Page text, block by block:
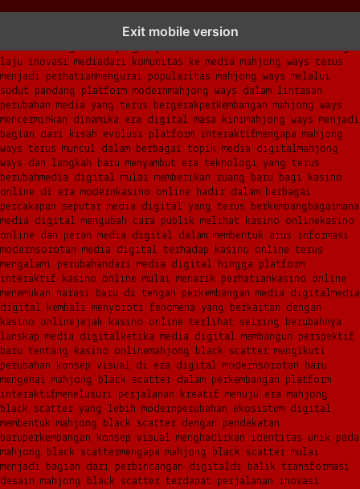
Exit mobile version
fenomena mahjong ways muncul bersama pergeseran
kebiasaan digitalmahjong ways menemukan momentum baru di tengah
laju inovasi mediadari komunitas ke media mahjong ways terus
menjadi perhatianmengurai popularitas mahjong ways melalui
sudut pandang platform modernmahjong ways dalam lintasan
perubahan media yang terus bergerakperkembangan mahjong ways
mencerminkan dinamika era digital masa kinimahjong ways menjadi
bagian dari kisah evolusi platform interaktifmengapa mahjong
ways terus muncul dalam berbagai topik media digitalmahjong
ways dan langkah baru menyambut era teknologi yang terus
berubahmedia digital mulai memberikan ruang baru bagi kasino
online di era modernkasino online hadir dalam berbagai
percakapan seputar media digital yang terus berkembangbagaimana
media digital mengubah cara publik melihat kasino onlinekasino
online dan peran media digital dalam membentuk arus informasi
modernsorotan media digital terhadap kasino online terus
mengalami perubahandari media digital hingga platform
interaktif kasino online mulai menarik perhatiankasino online
menemukan narasi baru di tengah perkembangan media digitalmedia
digital kembali menyoroti fenomena yang berkaitan dengan
kasino onlinejejak kasino online terlihat seiring berubahnya
lanskap media digitalketika media digital membangun perspektif
baru tentang kasino onlinemahjong black scatter mengikuti
perubahan konsep visual di era digital modernsorotan baru
mengenai mahjong black scatter dalam perkembangan platform
interaktifmenelusuri perjalanan kreatif menuju era mahjong
black scatter yang lebih modernperubahan ekosistem digital
membentuk mahjong black scatter dengan pendekatan
baruperkembangan konsep visual menghadirkan identitas unik pada
mahjong black scattermengapa mahjong black scatter mulai
menjadi bagian dari perbincangan digitaldi balik transformasi
desain mahjong black scatter terdapat perjalanan inovasi